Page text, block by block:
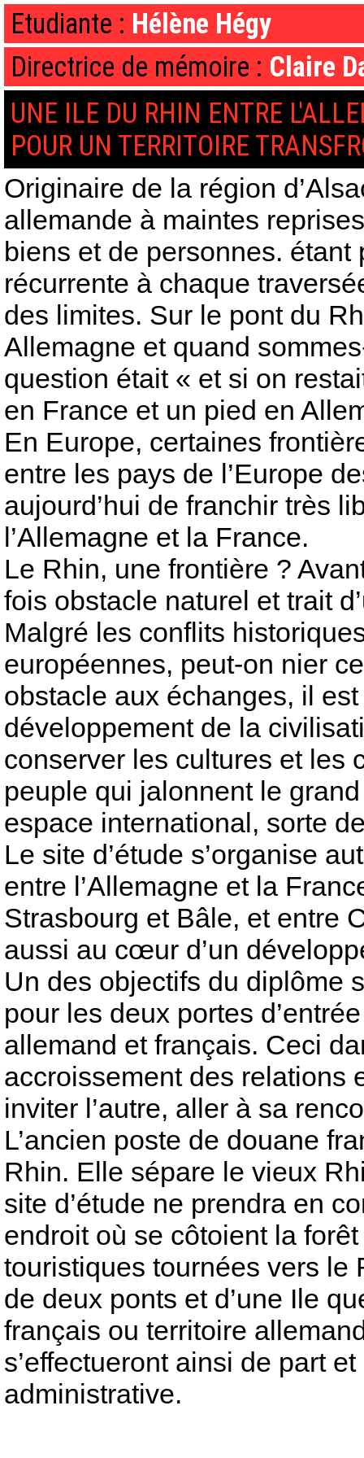
Etudiante : Hélène Hégy
Directrice de mémoire : Claire
UNE ILE DU RHIN ENTRE
POUR UN TERRITOIRE
Originaire de la région
allemande à maintes
biens et de personnes.
récurrente à chaque
des limites. Sur le pont du
Allemagne et quand
question était « et si on
en France et un pied en
En Europe, certaines
entre les pays de l’Europe
aujourd’hui de franchir très
l’Allemagne et la France.
Le Rhin, une frontière ?
fois obstacle naturel et trait
Malgré les conflits
européennes, peut-on nier
obstacle aux échanges, il
développement de la
conserver les cultures et les
peuple qui jalonnent le
espace international, sorte
Le site d’étude s’organise
entre l’Allemagne et la
Strasbourg et Bâle, et entre
aussi au cœur d’un
Un des objectifs du diplôme
pour les deux portes
allemand et français. Ceci
accroissement des relations
inviter l’autre, aller à sa
L’ancien poste de douane
Rhin. Elle sépare le vieux
site d’étude ne prendra en
endroit où se côtoient la
touristiques tournées vers le
de deux ponts et d’une Ile
français ou territoire
s’effectueront ainsi de part
administrative.